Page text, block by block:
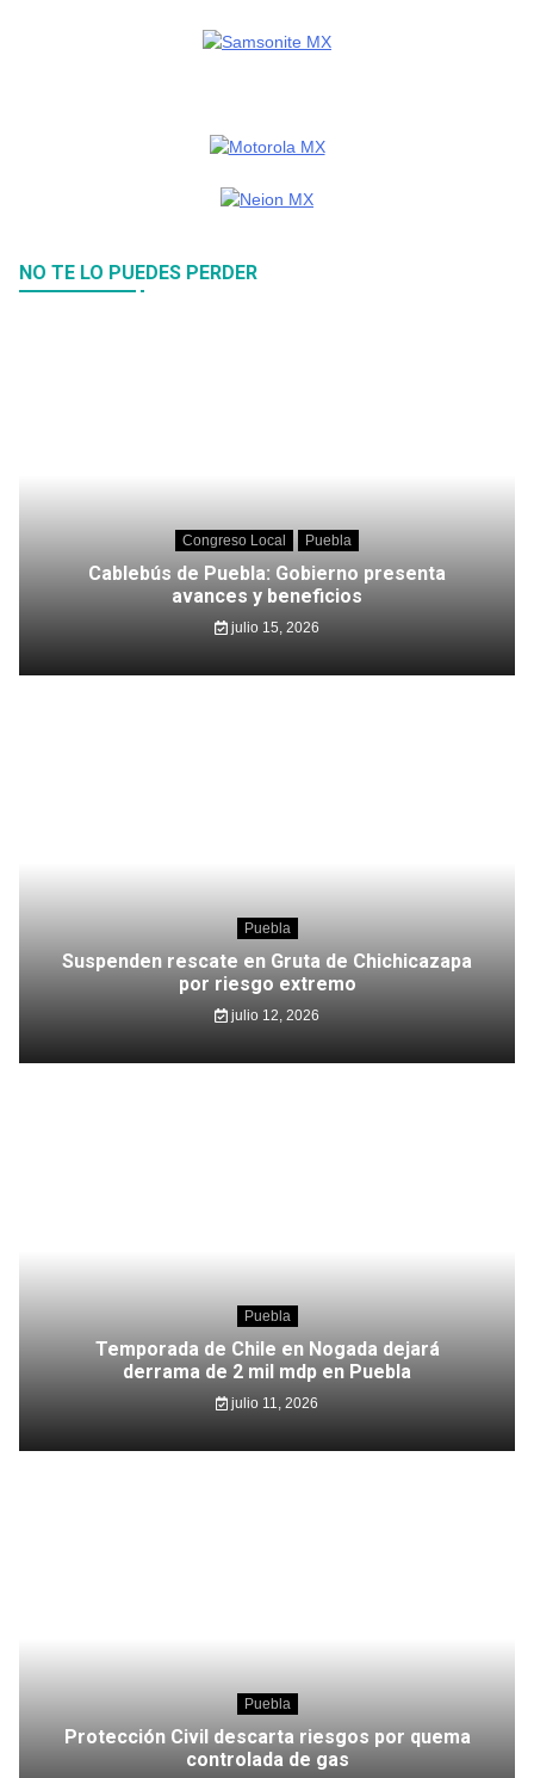
NO TE LO PUEDES PERDER
Congreso Local Puebla
Cablebús de Puebla: Gobierno presenta
avances y beneficios
julio 15, 2026
Puebla
Suspenden rescate en Gruta de Chichicazapa
por riesgo extremo
julio 12, 2026
Puebla
Temporada de Chile en Nogada dejará
derrama de 2 mil mdp en Puebla
julio 11, 2026
Puebla
Protección Civil descarta riesgos por quema
controlada de gas